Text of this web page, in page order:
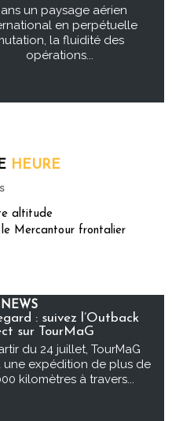
un paysage aérien
en perpétuelle
la fluidité des
opérations...
HEURE
altitude
le Mercantour frontalier
: suivez l’Outback
sur TourMaG
du 24 juillet, TourMaG
une expédition de plus de
kilomètres à travers...